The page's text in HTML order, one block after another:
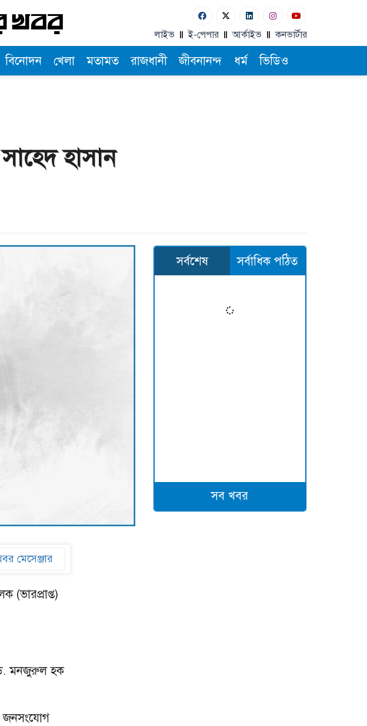
লাইভ ই-পেপার আর্কাইভ কনভার্টার
বিনোদন খেলা মতামত রাজধানী জীবনানন্দ ধর্ম ভিডিও
হাসান
মেসেঞ্জার
(ভারপ্রাপ্ত)
ড. মনজুরুল হক
জনসংযোগ
সর্বশেষ সর্বাধিক পঠিত
সব খবর